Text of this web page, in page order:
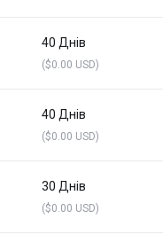
40 Днів
($0.00 USD)
40 Днів
($0.00 USD)
30 Днів
($0.00 USD)